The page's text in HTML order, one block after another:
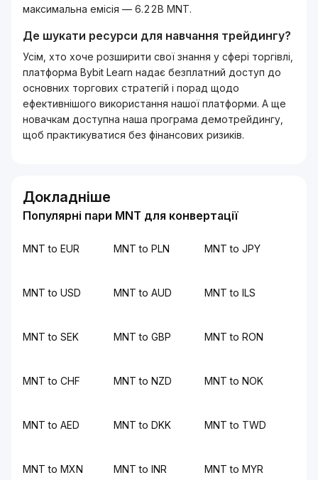
максимальна емісія — 6.22B MNT.
Де шукати ресурси для навчання трейдингу?
Усім, хто хоче розширити свої знання у сфері торгівлі,
платформа Bybit Learn надає безплатний доступ до
основних торгових стратегій і порад щодо
ефективнішого використання нашої платформи. А ще
новачкам доступна наша програма демотрейдингу,
щоб практикуватися без фінансових ризиків.
Докладніше
Популярні пари MNT для конвертації
MNT to EUR MNT to PLN MNT to JPY
MNT to USD MNT to AUD MNT to ILS
MNT to SEK MNT to GBP MNT to RON
MNT to CHF MNT to NZD MNT to NOK
MNT to AED MNT to DKK MNT to TWD
MNT to MXN MNT to INR MNT to MYR